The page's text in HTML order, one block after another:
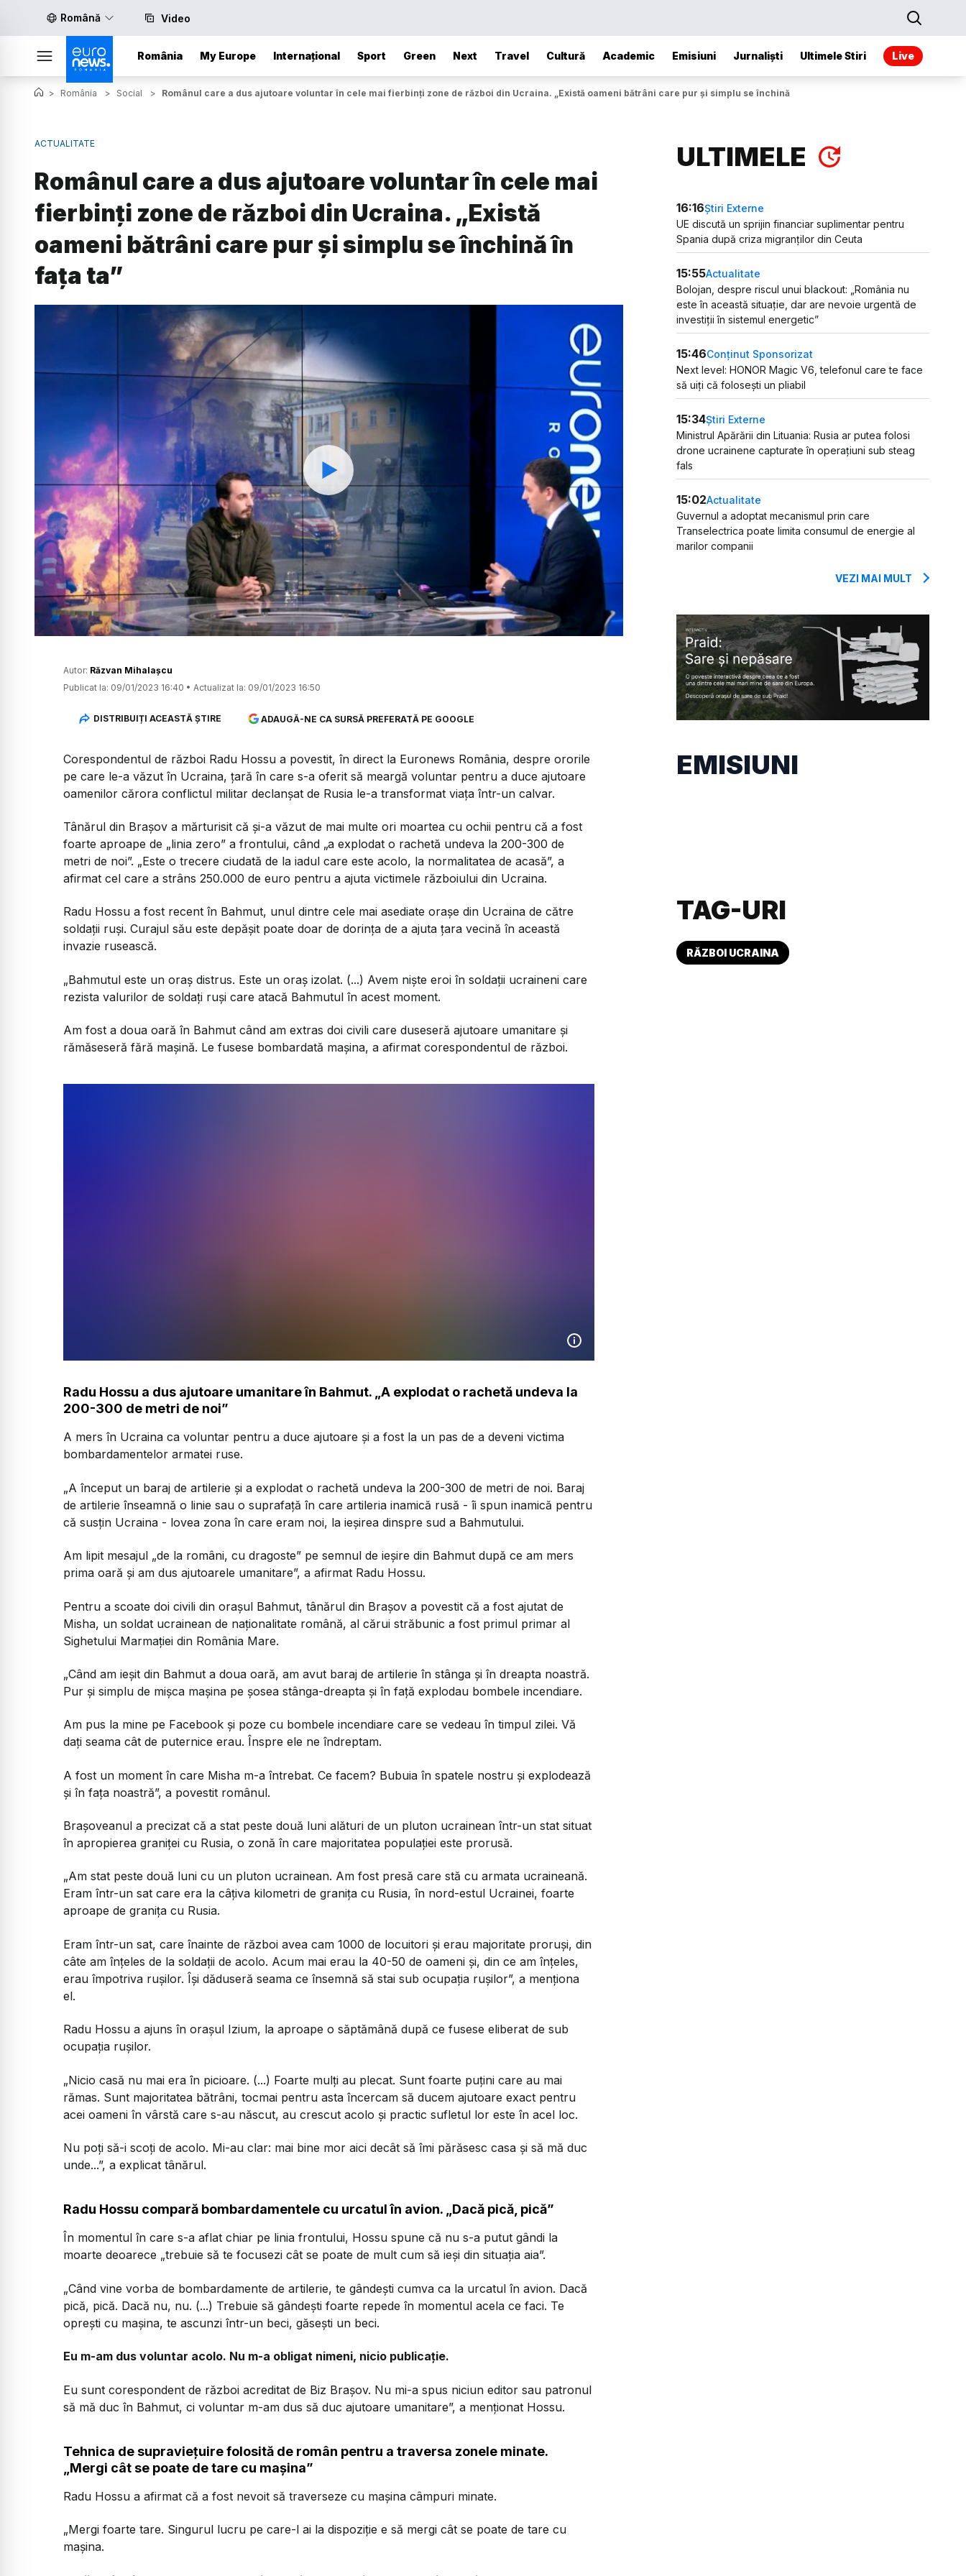
Română Video
România My Europe Internațional Sport Green Next Travel Cultură Academic Emisiuni Jurnaliști Ultimele Stiri Live
> România > Social > Românul care a dus ajutoare voluntar în cele mai fierbinți zone de război din Ucraina. „Există oameni bătrâni care pur și simplu se închină în fața ta”
ACTUALITATE
Românul care a dus ajutoare voluntar în cele mai
fierbinți zone de război din Ucraina. „Există
oameni bătrâni care pur și simplu se închină în
fața ta”
Watch
Autor: Răzvan Mihalașcu
Publicat la: 09/01/2023 16:40 • Actualizat la: 09/01/2023 16:50
DISTRIBUIȚI ACEASTĂ ȘTIRE ADAUGĂ-NE CA SURSĂ PREFERATĂ PE GOOGLE
Corespondentul de război Radu Hossu a povestit, în direct la Euronews România, despre ororile
pe care le-a văzut în Ucraina, țară în care s-a oferit să meargă voluntar pentru a duce ajutoare
oamenilor cărora conflictul militar declanșat de Rusia le-a transformat viața într-un calvar.
Tânărul din Brașov a mărturisit că și-a văzut de mai multe ori moartea cu ochii pentru că a fost
foarte aproape de „linia zero” a frontului, când „a explodat o rachetă undeva la 200-300 de
metri de noi”. „Este o trecere ciudată de la iadul care este acolo, la normalitatea de acasă”, a
afirmat cel care a strâns 250.000 de euro pentru a ajuta victimele războiului din Ucraina.
Radu Hossu a fost recent în Bahmut, unul dintre cele mai asediate orașe din Ucraina de către
soldații ruși. Curajul său este depășit poate doar de dorința de a ajuta țara vecină în această
invazie rusească.
„Bahmutul este un oraș distrus. Este un oraș izolat. (...) Avem niște eroi în soldații ucraineni care
rezista valurilor de soldați ruși care atacă Bahmutul în acest moment.
Am fost a doua oară în Bahmut când am extras doi civili care duseseră ajutoare umanitare și
rămăseseră fără mașină. Le fusese bombardată mașina, a afirmat corespondentul de război.
Radu Hossu a dus ajutoare umanitare în Bahmut. „A explodat o rachetă undeva la
200-300 de metri de noi”
A mers în Ucraina ca voluntar pentru a duce ajutoare și a fost la un pas de a deveni victima
bombardamentelor armatei ruse.
„A început un baraj de artilerie și a explodat o rachetă undeva la 200-300 de metri de noi. Baraj
de artilerie înseamnă o linie sau o suprafață în care artileria inamică rusă - îi spun inamică pentru
că susțin Ucraina - lovea zona în care eram noi, la ieșirea dinspre sud a Bahmutului.
Am lipit mesajul „de la români, cu dragoste” pe semnul de ieșire din Bahmut după ce am mers
prima oară și am dus ajutoarele umanitare”, a afirmat Radu Hossu.
Pentru a scoate doi civili din orașul Bahmut, tânărul din Brașov a povestit că a fost ajutat de
Misha, un soldat ucrainean de naționalitate română, al cărui străbunic a fost primul primar al
Sighetului Marmației din România Mare.
„Când am ieșit din Bahmut a doua oară, am avut baraj de artilerie în stânga și în dreapta noastră.
Pur și simplu de mișca mașina pe șosea stânga-dreapta și în față explodau bombele incendiare.
Am pus la mine pe Facebook și poze cu bombele incendiare care se vedeau în timpul zilei. Vă
dați seama cât de puternice erau. Înspre ele ne îndreptam.
A fost un moment în care Misha m-a întrebat. Ce facem? Bubuia în spatele nostru și explodează
și în fața noastră”, a povestit românul.
Brașoveanul a precizat că a stat peste două luni alături de un pluton ucrainean într-un stat situat
în apropierea graniței cu Rusia, o zonă în care majoritatea populației este prorusă.
„Am stat peste două luni cu un pluton ucrainean. Am fost presă care stă cu armata ucraineană.
Eram într-un sat care era la câțiva kilometri de granița cu Rusia, în nord-estul Ucrainei, foarte
aproape de granița cu Rusia.
Eram într-un sat, care înainte de război avea cam 1000 de locuitori și erau majoritate proruși, din
câte am înțeles de la soldații de acolo. Acum mai erau la 40-50 de oameni și, din ce am înțeles,
erau împotriva rușilor. Își dăduseră seama ce însemnă să stai sub ocupația rușilor”, a menționa
el.
Radu Hossu a ajuns în orașul Izium, la aproape o săptămână după ce fusese eliberat de sub
ocupația rușilor.
„Nicio casă nu mai era în picioare. (...) Foarte mulți au plecat. Sunt foarte puțini care au mai
rămas. Sunt majoritatea bătrâni, tocmai pentru asta încercam să ducem ajutoare exact pentru
acei oameni în vârstă care s-au născut, au crescut acolo și practic sufletul lor este în acel loc.
Nu poți să-i scoți de acolo. Mi-au clar: mai bine mor aici decât să îmi părăsesc casa și să mă duc
unde...”, a explicat tânărul.
Radu Hossu compară bombardamentele cu urcatul în avion. „Dacă pică, pică”
În momentul în care s-a aflat chiar pe linia frontului, Hossu spune că nu s-a putut gândi la
moarte deoarece „trebuie să te focusezi cât se poate de mult cum să ieși din situația aia”.
„Când vine vorba de bombardamente de artilerie, te gândești cumva ca la urcatul în avion. Dacă
pică, pică. Dacă nu, nu. (...) Trebuie să gândești foarte repede în momentul acela ce faci. Te
oprești cu mașina, te ascunzi într-un beci, găsești un beci.
Eu m-am dus voluntar acolo. Nu m-a obligat nimeni, nicio publicație.
Eu sunt corespondent de război acreditat de Biz Brașov. Nu mi-a spus niciun editor sau patronul
să mă duc în Bahmut, ci voluntar m-am dus să duc ajutoare umanitare”, a menționat Hossu.
Tehnica de supraviețuire folosită de român pentru a traversa zonele minate.
„Mergi cât se poate de tare cu mașina”
Radu Hossu a afirmat că a fost nevoit să traverseze cu mașina câmpuri minate.
„Mergi foarte tare. Singurul lucru pe care-l ai la dispoziție e să mergi cât se poate de tare cu
mașina.
ULTIMELE
16:16Știri Externe
UE discută un sprijin financiar suplimentar pentru
Spania după criza migranților din Ceuta
15:55Actualitate
Bolojan, despre riscul unui blackout: „România nu
este în această situație, dar are nevoie urgentă de
investiții în sistemul energetic”
15:46Conținut Sponsorizat
Next level: HONOR Magic V6, telefonul care te face
să uiți că folosești un pliabil
15:34Știri Externe
Ministrul Apărării din Lituania: Rusia ar putea folosi
drone ucrainene capturate în operațiuni sub steag
fals
15:02Actualitate
Guvernul a adoptat mecanismul prin care
Transelectrica poate limita consumul de energie al
marilor companii
VEZI MAI MULT
EMISIUNI
TAG-URI
RĂZBOI UCRAINA